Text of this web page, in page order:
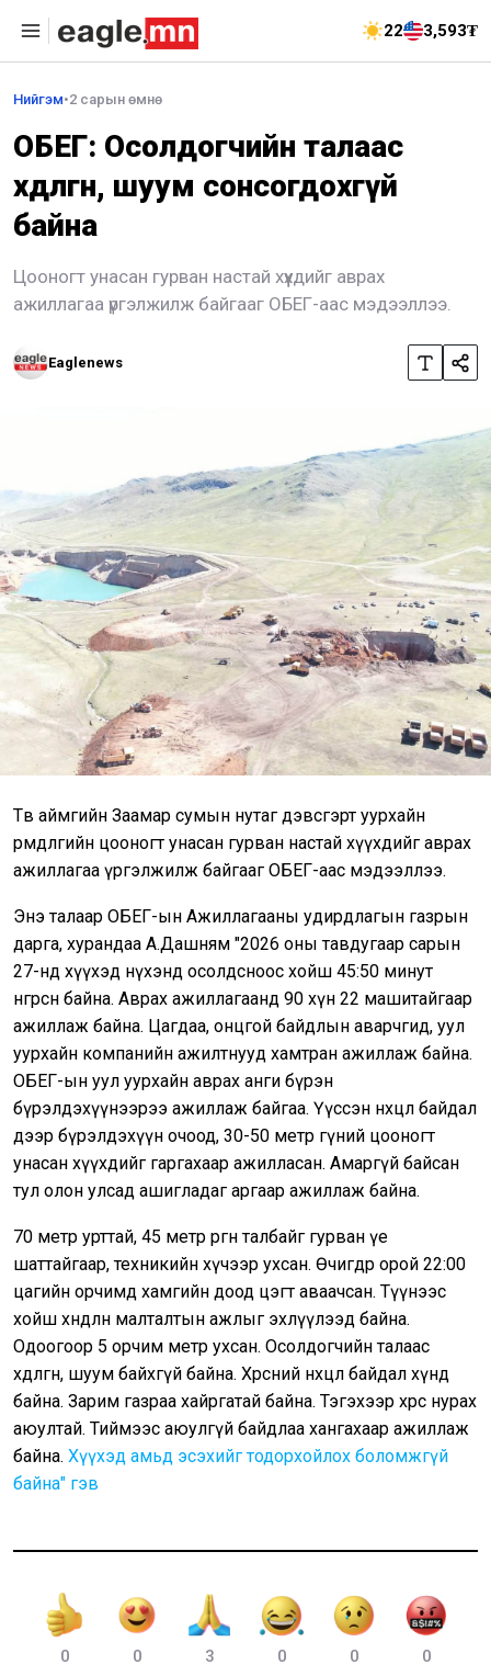
22 3,593₮
Нийгэм•2 сарын өмнө
ОБЕГ: Осолдогчийн талаас
хөдөлгөөн, шуум сонсогдохгүй
байна
Цооногт унасан гурван настай хүүхдийг аврах
ажиллагаа үргэлжилж байгааг ОБЕГ-аас мэдээллээ.
Eaglenews
Төв аймгийн Заамар сумын нутаг дэвсгэрт уурхайн
өрөмдлөгийн цооногт унасан гурван настай хүүхдийг аврах
ажиллагаа үргэлжилж байгааг ОБЕГ-аас мэдээллээ.
Энэ талаар ОБЕГ-ын Ажиллагааны удирдлагын газрын
дарга, хурандаа А.Дашням "2026 оны тавдугаар сарын
27-нд хүүхэд нүхэнд осолдсноос хойш 45:50 минут
өнгөрсөн байна. Аврах ажиллагаанд 90 хүн 22 машитайгаар
ажиллаж байна. Цагдаа, онцгой байдлын аварчгид, уул
уурхайн компанийн ажилтнууд хамтран ажиллаж байна.
ОБЕГ-ын уул уурхайн аврах анги бүрэн
бүрэлдэхүүнээрээ ажиллаж байгаа. Үүссэн нөхцөл байдал
дээр бүрэлдэхүүн очоод, 30-50 метр гүний цооногт
унасан хүүхдийг гаргахаар ажилласан. Амаргүй байсан
тул олон улсад ашигладаг аргаар ажиллаж байна.
70 метр урттай, 45 метр өргөн талбайг гурван үе
шаттайгаар, техникийн хүчээр ухсан. Өчигдөр орой 22:00
цагийн орчимд хамгийн доод цэгт аваачсан. Түүнээс
хойш хөндлөн малталтын ажлыг эхлүүлээд байна.
Одоогоор 5 орчим метр ухсан. Осолдогчийн талаас
хөдөлгөөн, шуум байхгүй байна. Хөрсний нөхцөл байдал хүнд
байна. Зарим газраа хайргатай байна. Тэгэхээр хөрс нурах
аюултай. Тиймээс аюулгүй байдлаа хангахаар ажиллаж
байна. Хүүхэд амьд эсэхийг тодорхойлох боломжгүй
байна" гэв
0 0 3 0 0 0